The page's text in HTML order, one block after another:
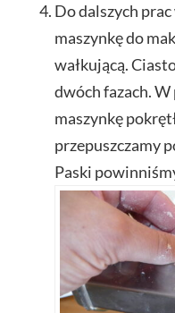
Do dalszych
maszynkę do
wałkującą.
dwóch fazach.
maszynkę
przepuszczamy
Paski